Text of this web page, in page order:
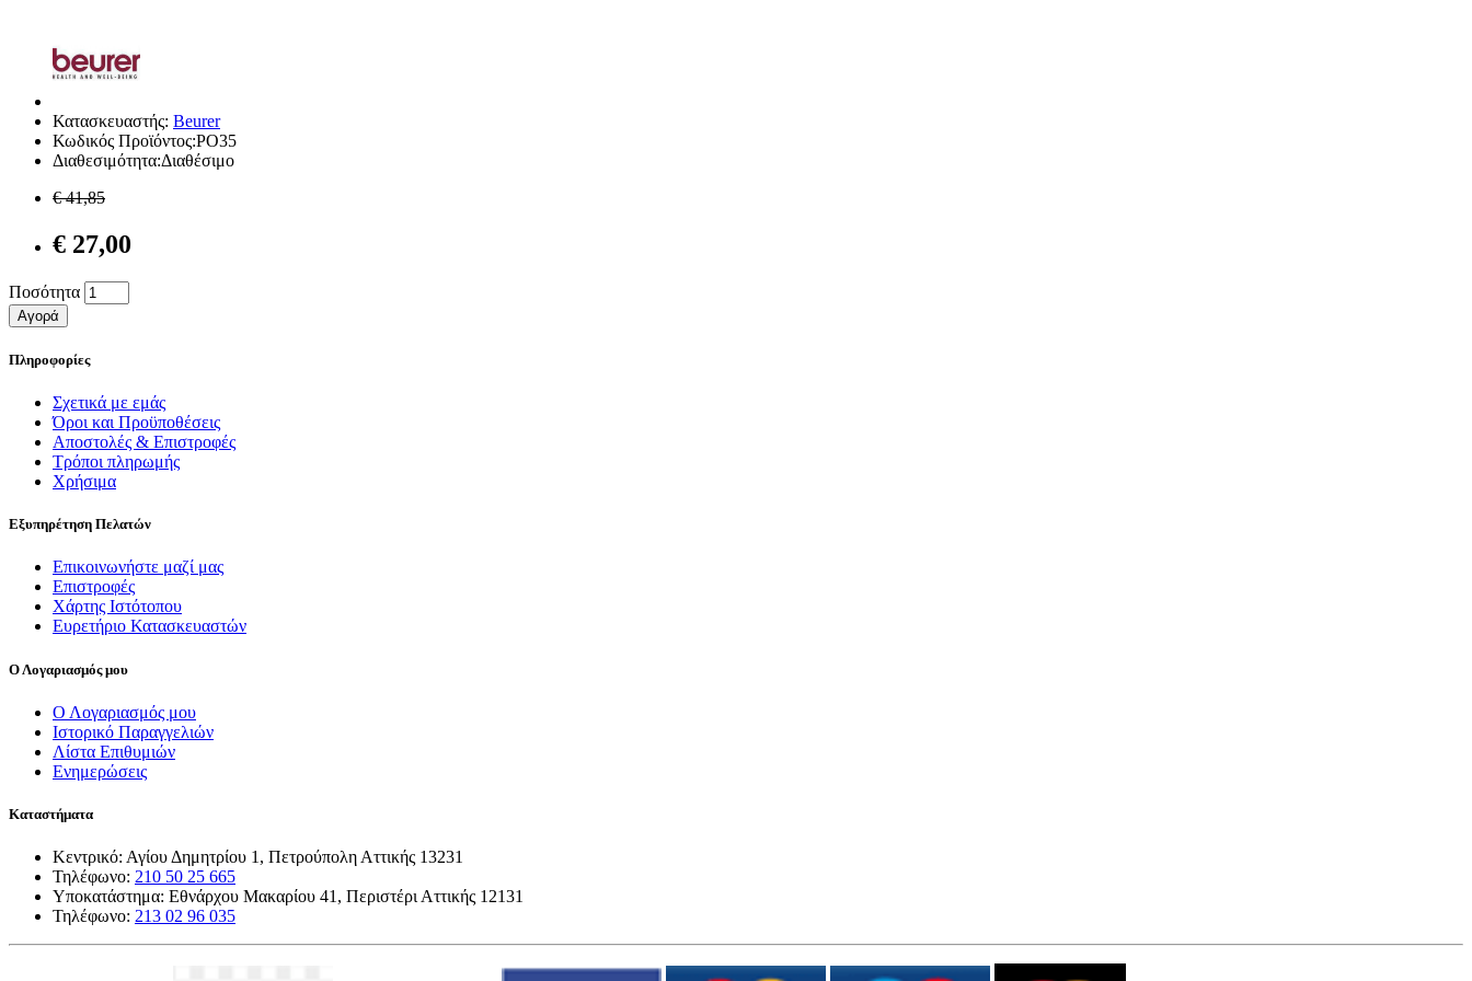
Κατασκευαστής: Beurer
Κωδικός Προϊόντος:PO35
Διαθεσιμότητα:Διαθέσιμο
€ 41,85
€ 27,00
Ποσότητα
Αγορά
Πληροφορίες
Σχετικά με εμάς
Όροι και Προϋποθέσεις
Αποστολές & Επιστροφές
Τρόποι πληρωμής
Χρήσιμα
Εξυπηρέτηση Πελατών
Επικοινωνήστε μαζί μας
Επιστροφές
Χάρτης Ιστότοπου
Ευρετήριο Κατασκευαστών
Ο Λογαριασμός μου
Ο Λογαριασμός μου
Ιστορικό Παραγγελιών
Λίστα Επιθυμιών
Ενημερώσεις
Καταστήματα
Κεντρικό: Αγίου Δημητρίου 1, Πετρούπολη Αττικής 13231
Τηλέφωνο: 210 50 25 665
Υποκατάστημα: Εθνάρχου Μακαρίου 41, Περιστέρι Αττικής 12131
Τηλέφωνο: 213 02 96 035